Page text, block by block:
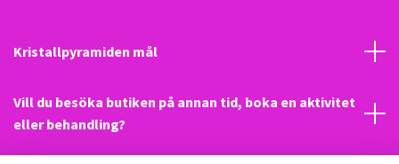
Kristallpyramiden mål
Vill du besöka butiken på annan tid, boka en aktivitet
eller behandling?